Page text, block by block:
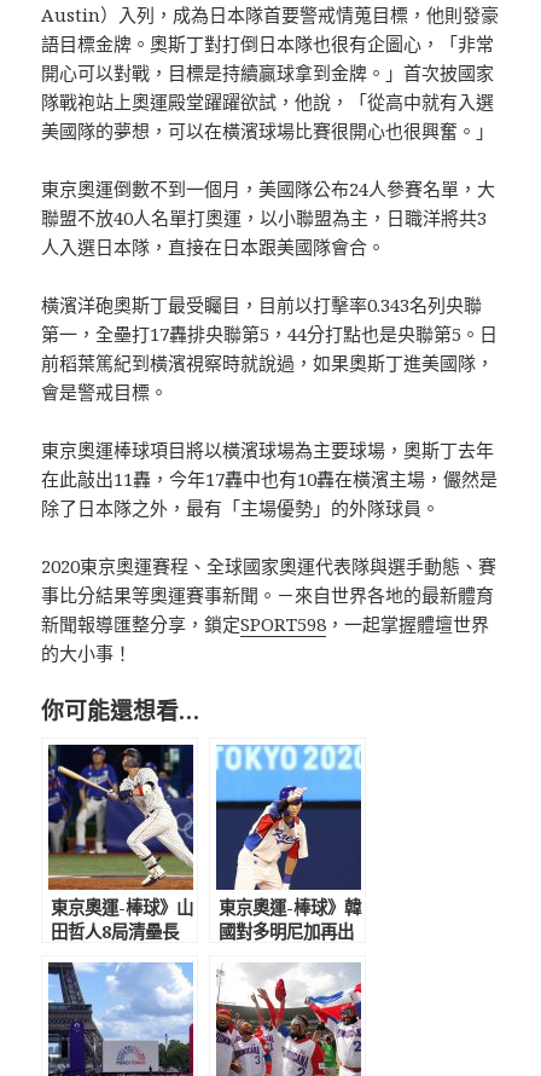
Austin）入列，成為日本隊首要警戒情蒐目標，他則發豪
語目標金牌。奧斯丁對打倒日本隊也很有企圖心，「非常
開心可以對戰，目標是持續贏球拿到金牌。」首次披國家
隊戰袍站上奧運殿堂躍躍欲試，他說，「從高中就有入選
美國隊的夢想，可以在橫濱球場比賽很開心也很興奮。」
東京奧運倒數不到一個月，美國隊公布24人參賽名單，大
聯盟不放40人名單打奧運，以小聯盟為主，日職洋將共3
人入選日本隊，直接在日本跟美國隊會合。
橫濱洋砲奧斯丁最受矚目，目前以打擊率0.343名列央聯
第一，全壘打17轟排央聯第5，44分打點也是央聯第5。日
前稻葉篤紀到橫濱視察時就說過，如果奧斯丁進美國隊，
會是警戒目標。
東京奧運棒球項目將以橫濱球場為主要球場，奧斯丁去年
在此敲出11轟，今年17轟中也有10轟在橫濱主場，儼然是
除了日本隊之外，最有「主場優勢」的外隊球員。
2020東京奧運賽程、全球國家奧運代表隊與選手動態、賽
事比分結果等奧運賽事新聞。－來自世界各地的最新體育
新聞報導匯整分享，鎖定SPORT598 ，一起掌握體壇世界
的大小事！
你可能還想看…
東京奧運-棒球》山
田哲人8局清壘長
韓國闖進金牌戰
東京奧運-棒球》韓
國對多明尼加再出
再見安打4比3逆轉